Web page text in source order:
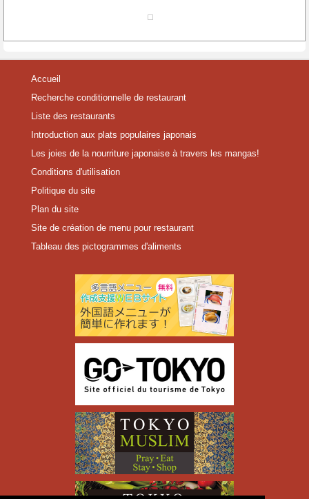
Accueil
Recherche conditionnelle de restaurant
Liste des restaurants
Introduction aux plats populaires japonais
Les joies de la nourriture japonaise à travers les mangas!
Conditions d'utilisation
Politique du site
Plan du site
Site de création de menu pour restaurant
Tableau des pictogrammes d'aliments